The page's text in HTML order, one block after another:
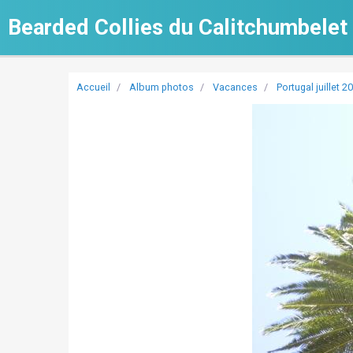
Bearded Collies du Calitchumbelet
Accueil Album photos Vacances Portugal juillet